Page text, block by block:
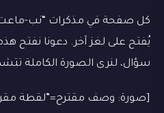
كل صفحة في مذكرات “نب-ماعت-
يُفتح على لغز آخر. دعونا نفتح
سؤال، لنرى الصورة الكاملة
[صورة: وصف مقترح=”لقطة